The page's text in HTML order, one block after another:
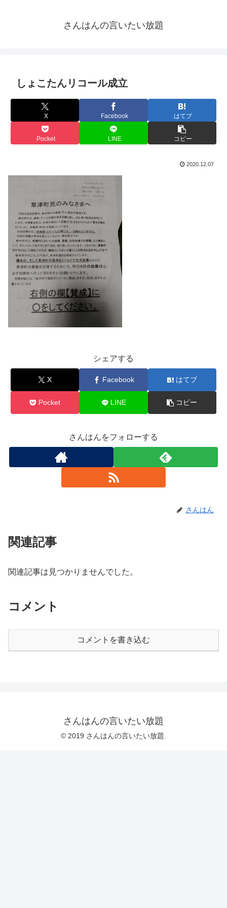
さんはんの言いたい放題
しょこたんリコール成立
X Facebook はてブ
Pocket LINE コピー
2020.12.07
シェアする
X Facebook はてブ
Pocket LINE コピー
さんはんをフォローする
さんはん
関連記事
関連記事は見つかりませんでした。
コメント
コメントを書き込む
さんはんの言いたい放題
© 2019 さんはんの言いたい放題.